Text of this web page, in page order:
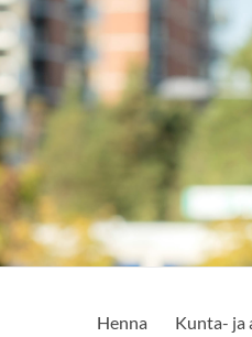
Henna Kunta- ja